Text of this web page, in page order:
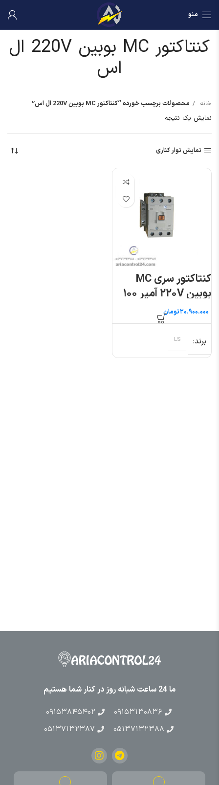
منو
کنتاکتور MC بوبین 220V ال
اس
خانه
محصولات برچسب خورده “کنتاکتور MC بوبین 220V ال اس”
نمایش یک نتیجه
نمایش نوار کناری
کنتاکتور سری MC
بوبین ۲۲۰V آمپر ۱۰۰
ال اس تومان
برند LS
ما 24 ساعت شبانه روز در کنار شما هستیم
۰۹۱۵۳۱۳۰۸۳۶
۰۹۱۵۳۸۴۵۴۰۲
۰۵۱۳۷۱۳۲۳۸۸
۰۵۱۳۷۱۳۲۳۸۷